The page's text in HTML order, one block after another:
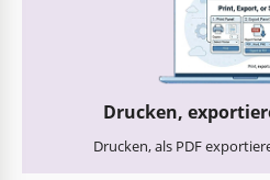
Drucken,
Drucken, als PDF